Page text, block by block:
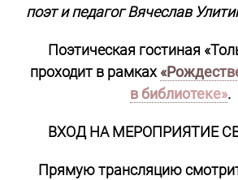
поэт и педагог Вячеслав
Поэтическая гостиная
проходит в рамках
в библиотеке».
ВХОД НА МЕРОПРИЯТИЕ
Прямую трансляцию